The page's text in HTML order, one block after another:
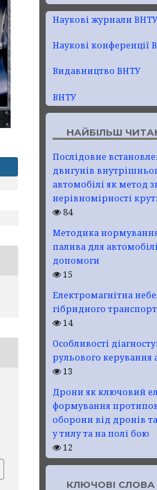
Наукові журнали ВНТУ
Наукові конференції
Видавництво ВНТУ
ВНТУ
НАЙБІЛЬШ
Послідовне
двигунів
автомобілі як метод
нерівномірності
84
Методика
палива для
допомоги
15
Електромагнітна
гібридного
14
Особливості
рульового керування
13
Дрони як ключовий
формування
оборони від дронів
у тилу та на полі бою
12
КЛЮЧОВІ СЛОВА